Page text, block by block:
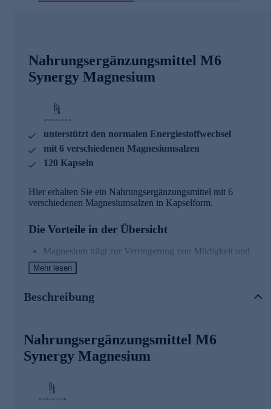
Nahrungsergänzungsmittel M6
Synergy Magnesium
unterstützt den normalen Energiestoffwechsel
mit 6 verschiedenen Magnesiumsalzen
120 Kapseln
Hier erhalten Sie ein Nahrungsergänzungsmittel mit 6
verschiedenen Magnesiumsalzen in Kapselform.
Die Vorteile in der Übersicht
Magnesium trägt zur Verringerung von Müdigkeit und
Ermüdung bei
Magnesium unterstützt den normalen
Magnesium hilft, das normale Elektrolytgleichgewicht zu
Magnesium unterstützt die normale Muskelfunktion
Magnesium trägt zur normalen Proteinsynthese bei
Magnesium hilft, Knochen zu erhalten
Infos zu Barbara Klein
Mehr lesen
Beschreibung
Nahrungsergänzungsmittel M6
Synergy Magnesium